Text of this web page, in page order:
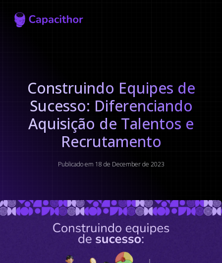
Capacithor
Construindo Equipes de
Sucesso: Diferenciando
Aquisição de Talentos e
Recrutamento
Publicado em 18 de December de 2023